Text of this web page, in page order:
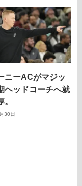
ニーACがマジッ
ヘッドコーチへ就
30日